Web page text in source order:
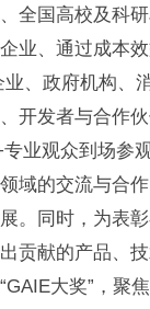
全国高校及科
业、通过成本
、政府机构、
开发者与合作
业观众到场参
域的交流与合
。同时，为表
贡献的产品、
大奖”，聚